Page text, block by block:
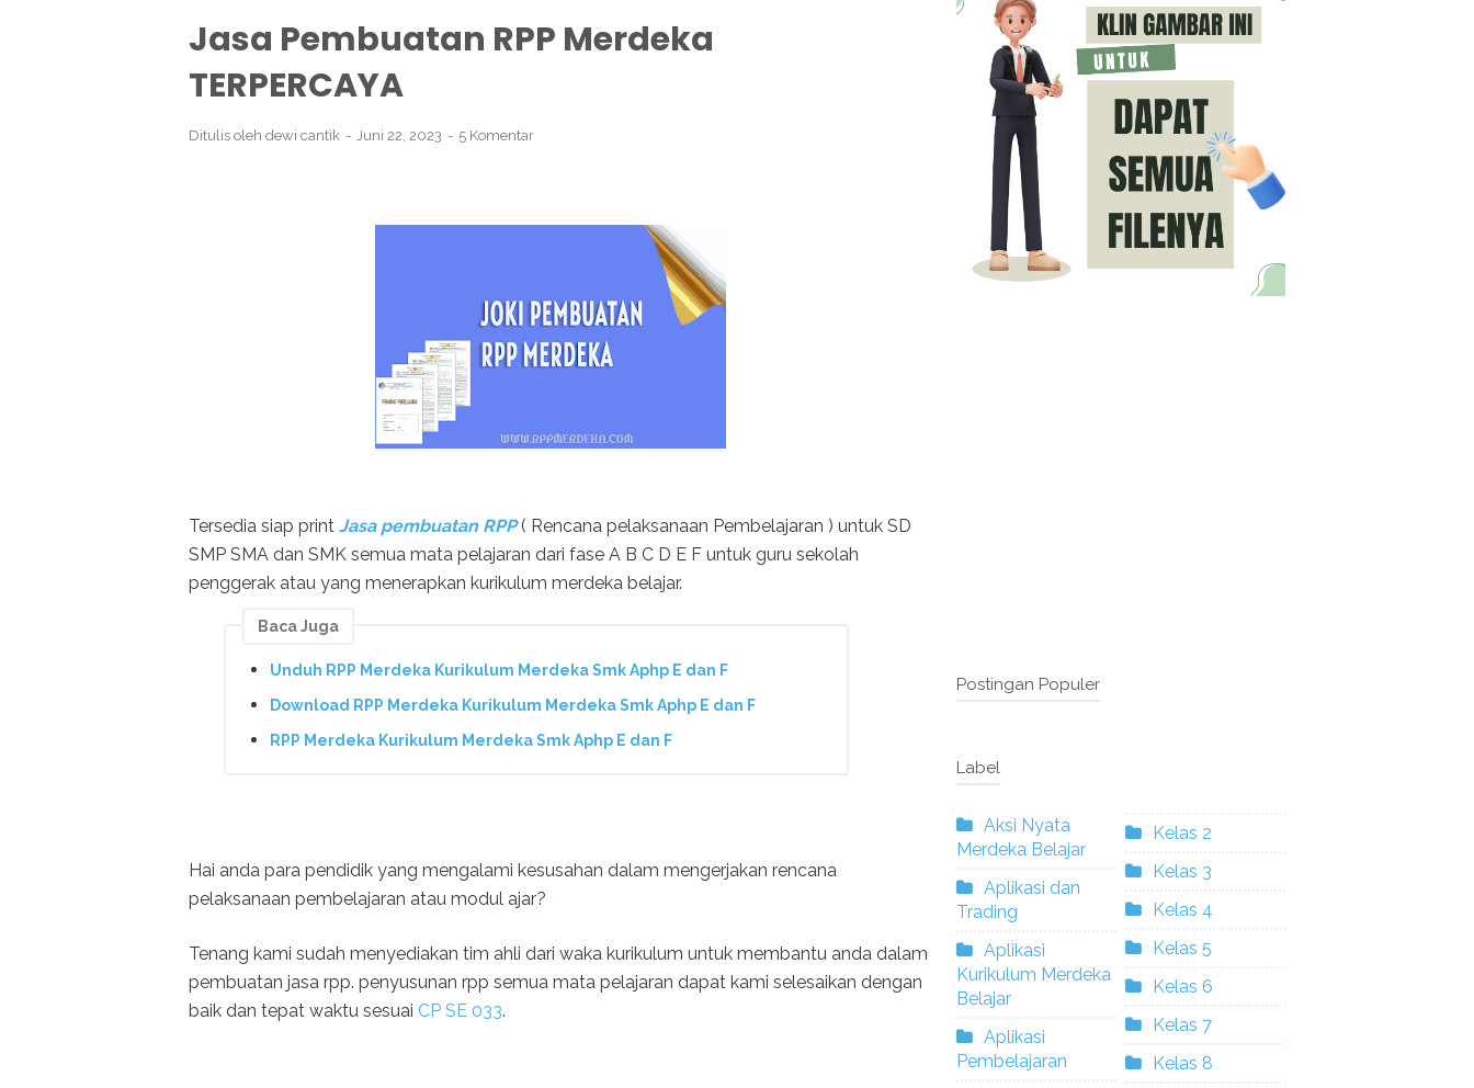
Jasa Pembuatan RPP Merdeka
TERPERCAYA
Ditulis oleh dewi cantik Juni 22, 2023 5 Komentar
Tersedia siap print Jasa pembuatan RPP( Rencana pelaksanaan Pembelajaran ) untuk SD
SMP SMA dan SMK semua mata pelajaran dari fase A B C D E F untuk guru sekolah
penggerak atau yang menerapkan kurikulum merdeka belajar.
Baca Juga
Unduh RPP Merdeka Kurikulum Merdeka Smk Aphp E dan F
Download RPP Merdeka Kurikulum Merdeka Smk Aphp E dan F
RPP Merdeka Kurikulum Merdeka Smk Aphp E dan F
Hai anda para pendidik yang mengalami kesusahan dalam mengerjakan rencana
pelaksanaan pembelajaran atau modul ajar?
Tenang kami sudah menyediakan tim ahli dari waka kurikulum untuk membantu anda dalam
pembuatan jasa rpp. penyusunan rpp semua mata pelajaran dapat kami selesaikan dengan
baik dan tepat waktu sesuai CP SE 033.
Postingan Populer
Label
Aksi Nyata
Merdeka Belajar
Aplikasi dan
Trading
Aplikasi
Kurikulum Merdeka
Belajar
Aplikasi
Pembelajaran
Kelas 2
Kelas 3
Kelas 4
Kelas 5
Kelas 6
Kelas 7
Kelas 8